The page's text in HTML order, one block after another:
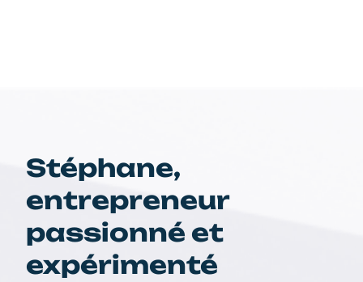
Stéphane,
entrepreneur
passionné et
expérimenté